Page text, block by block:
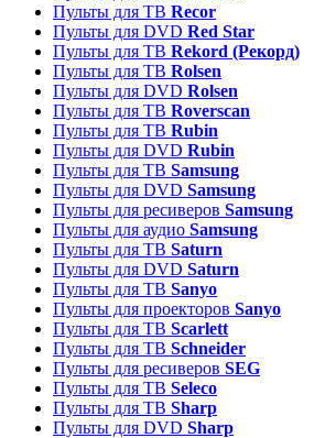
Пульты для ТВ Recor
Пульты для DVD Red Star
Пульты для ТВ Rekord (Рекорд)
Пульты для ТВ Rolsen
Пульты для DVD Rolsen
Пульты для ТВ Roverscan
Пульты для ТВ Rubin
Пульты для DVD Rubin
Пульты для ТВ Samsung
Пульты для DVD Samsung
Пульты для ресиверов Samsung
Пульты для аудио Samsung
Пульты для ТВ Saturn
Пульты для DVD Saturn
Пульты для ТВ Sanyo
Пульты для проекторов Sanyo
Пульты для ТВ Scarlett
Пульты для ТВ Schneider
Пульты для ресиверов SEG
Пульты для ТВ Seleco
Пульты для ТВ Sharp
Пульты для DVD Sharp